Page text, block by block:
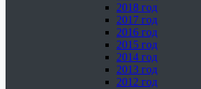
2018 год
2017 год
2016 год
2015 год
2014 год
2013 год
2012 год